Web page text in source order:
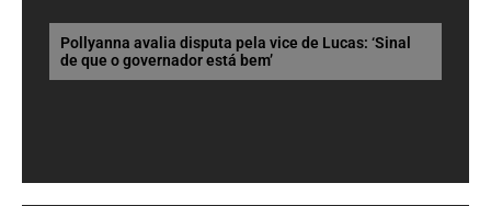
Pollyanna avalia disputa pela vice de Lucas: ‘Sinal
de que o governador está bem’